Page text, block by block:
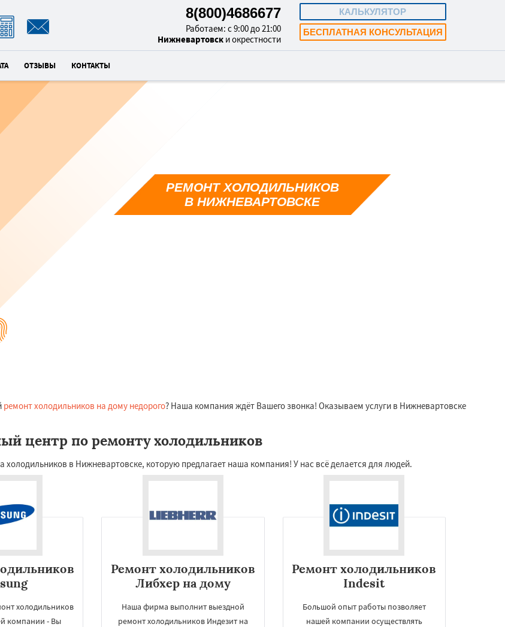
КАЛЬКУЛЯТОР
БЕСПЛАТНАЯ КОНСУЛЬТАЦИЯ
8(800)4686677
Работаем: с 9:00 до 21:00
Нижневартовск и окрестности
ОТЗЫВЫ КОНТАКТЫ
РЕМОНТ ХОЛОДИЛЬНИКОВ
В НИЖНЕВАРТОВСКЕ
ремонт холодильников на дому недорого? Наша компания ждёт Вашего звонка! Оказываем услуги в Нижневартовске
центр по ремонту холодильников
холодильников в Нижневартовске, которую предлагает наша компания! У нас всё делается для людей.
холодильников
компании - Вы
Ремонт холодильников
Либхер на дому
Наша фирма выполнит выездной
ремонт холодильников Индезит на
Ремонт холодильников
Indesit
Большой опыт работы позволяет
нашей компании осуществлять